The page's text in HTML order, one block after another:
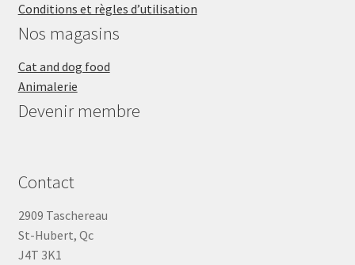
Conditions et règles d’utilisation
Nos magasins
Cat and dog food
Animalerie
Devenir membre
Contact
2909 Taschereau
St-Hubert, Qc
J4T 3K1